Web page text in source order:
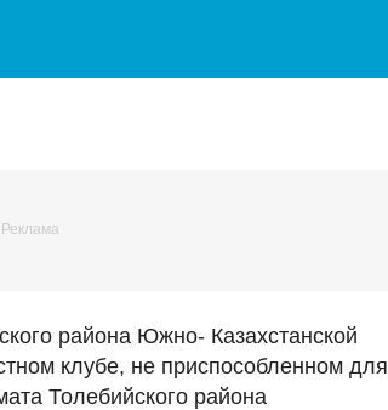
района Южно- Казахстанской
клубе, не приспособленном для
Толебийского района